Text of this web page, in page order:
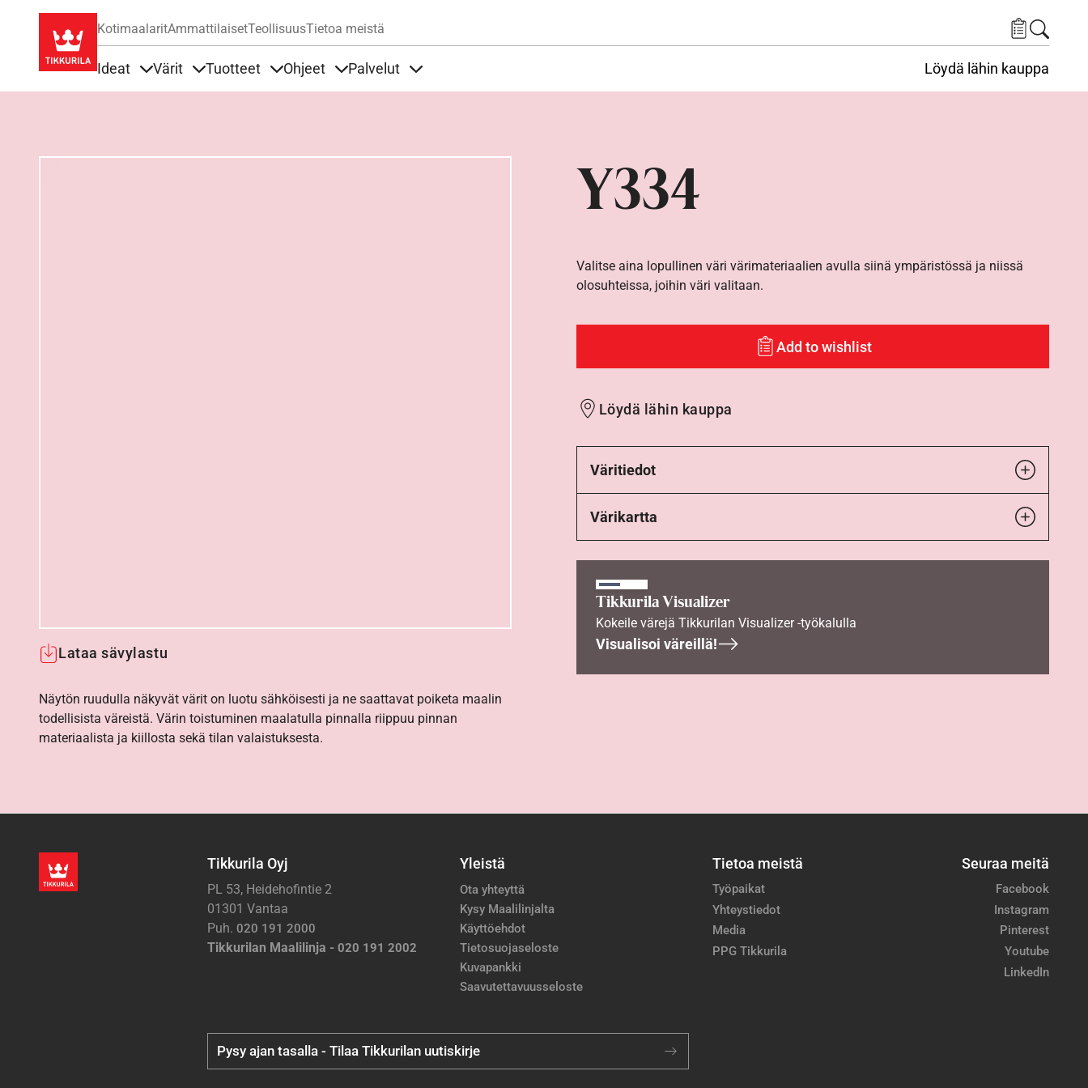
KotimaalaritAmmattilaisetTeollisuusTietoa meistä
Ideat Värit Tuotteet Ohjeet Palvelut Löydä lähin kauppa
Y334
Lataa sävylastu
Näytön ruudulla näkyvät värit on luotu sähköisesti ja ne saattavat poiketa maalin
todellisista väreistä. Värin toistuminen maalatulla pinnalla riippuu pinnan
materiaalista ja kiillosta sekä tilan valaistuksesta.
Valitse aina lopullinen väri värimateriaalien avulla siinä ympäristössä ja niissä
olosuhteissa, joihin väri valitaan.
Add to wishlist
Löydä lähin kauppa
Väritiedot
Värikartta
Tikkurila Visualizer
Kokeile värejä Tikkurilan Visualizer -työkalulla
Visualisoi väreillä!
Tikkurila Oyj
PL 53, Heidehofintie 2
01301 Vantaa
Puh. 020 191 2000
Tikkurilan Maalilinja - 020 191 2002
Yleistä
Ota yhteyttä
Kysy Maalilinjalta
Käyttöehdot
Tietosuojaseloste
Kuvapankki
Saavutettavuusseloste
Tietoa meistä
Työpaikat
Yhteystiedot
Media
PPG Tikkurila
Seuraa meitä
Facebook
Instagram
Pinterest
Youtube
LinkedIn
Pysy ajan tasalla - Tilaa Tikkurilan uutiskirje